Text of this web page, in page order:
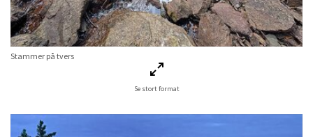
Stammer på tvers
Se stort format